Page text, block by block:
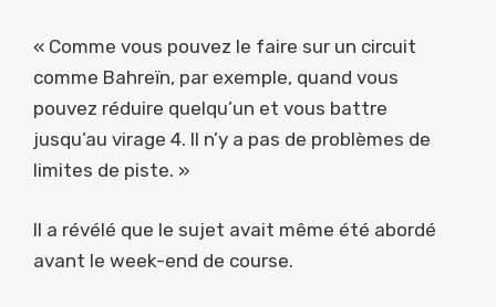
« Comme vous pouvez le faire sur un circuit
comme Bahreïn, par exemple, quand vous
pouvez réduire quelqu’un et vous battre
jusqu’au virage 4. Il n’y a pas de problèmes de
limites de piste. »
Il a révélé que le sujet avait même été abordé
avant le week-end de course.